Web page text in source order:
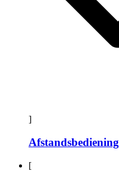
]
Afstandsbediening
[